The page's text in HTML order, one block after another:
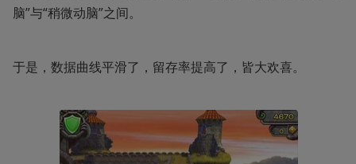
脑”与“稍微动脑”之间。
于是，数据曲线平滑了，留存率提高了，皆大欢喜。